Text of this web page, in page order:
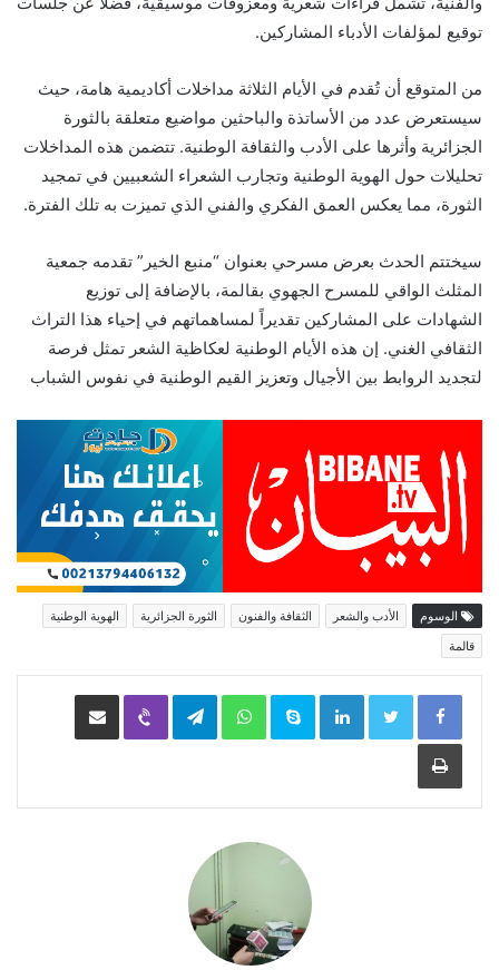
توقيع لمؤلفات الأدباء المشاركين.
من المتوقع أن تُقدم في الأيام الثلاثة مداخلات أكاديمية هامة، حيث
سيستعرض عدد من الأساتذة والباحثين مواضيع متعلقة بالثورة
الجزائرية وأثرها على الأدب والثقافة الوطنية. تتضمن هذه المداخلات
تحليلات حول الهوية الوطنية وتجارب الشعراء الشعبيين في تمجيد
الثورة، مما يعكس العمق الفكري والفني الذي تميزت به تلك الفترة.
سيختتم الحدث بعرض مسرحي بعنوان “منبع الخير” تقدمه جمعية
المثلث الواقي للمسرح الجهوي بقالمة، بالإضافة إلى توزيع
الشهادات على المشاركين تقديراً لمساهماتهم في إحياء هذا التراث
الثقافي الغني. إن هذه الأيام الوطنية لعكاظية الشعر تمثل فرصة
لتجديد الروابط بين الأجيال وتعزيز القيم الوطنية في نفوس الشباب
الوسوم الأدب والشعر الثقافة والفنون الثورة الجزائرية
الهوية الوطنية
قالمة
LinkedIn
Skype
WhatsApp
Telegram
Viber مشاركة عبر البريد
طباعة